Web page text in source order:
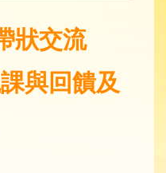
狀交流
與回饋及